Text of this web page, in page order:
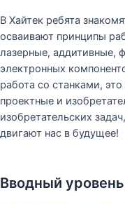
В Хайтек ребята
осваивают принципы
лазерные, аддитивные,
электронных
работа со станками,
проектные и
изобретательских
двигают нас в будущее!
Вводный